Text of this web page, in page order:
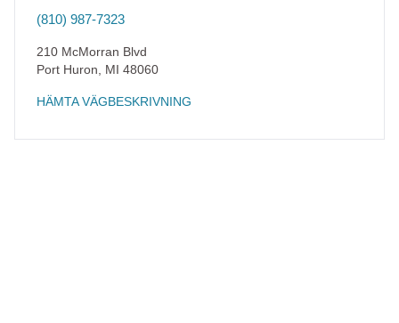
(810) 987-7323
210 McMorran Blvd
Port Huron
MI 48060
HÄMTA VÄGBESKRIVNING